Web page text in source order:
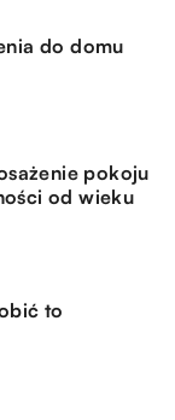
do domu
pokoju
od wieku
to